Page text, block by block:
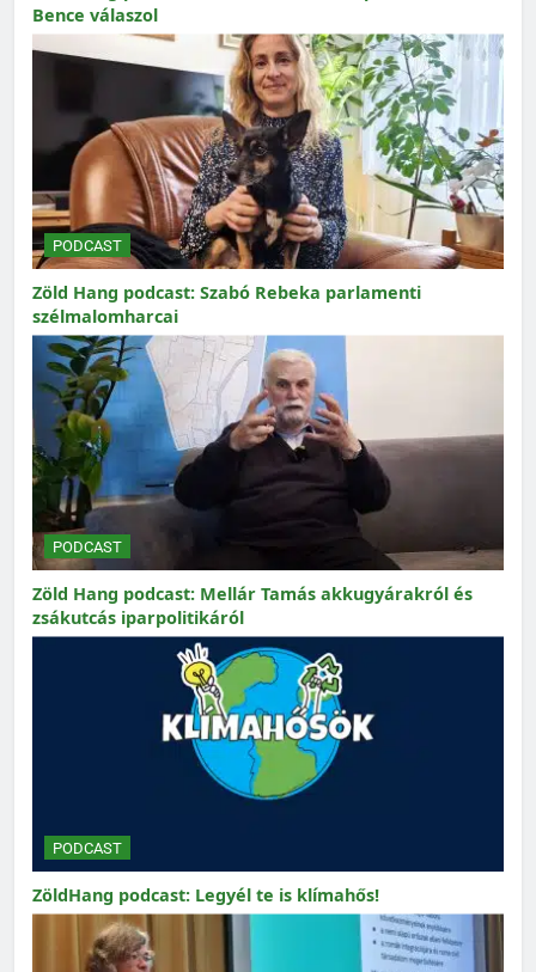
Bence válaszol
PODCAST
Zöld Hang podcast: Szabó Rebeka parlamenti
szélmalomharcai
PODCAST
Zöld Hang podcast: Mellár Tamás akkugyárakról és
zsákutcás iparpolitikáról
PODCAST
ZöldHang podcast: Legyél te is klímahős!